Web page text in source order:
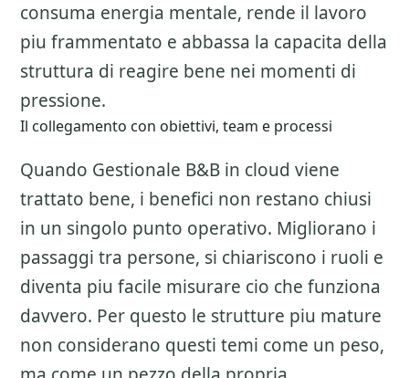
consuma energia mentale, rende il lavoro
piu frammentato e abbassa la capacita della
struttura di reagire bene nei momenti di
pressione.
Il collegamento con obiettivi, team e processi
Quando Gestionale B&B in cloud viene
trattato bene, i benefici non restano chiusi
in un singolo punto operativo. Migliorano i
passaggi tra persone, si chiariscono i ruoli e
diventa piu facile misurare cio che funziona
davvero. Per questo le strutture piu mature
non considerano questi temi come un peso,